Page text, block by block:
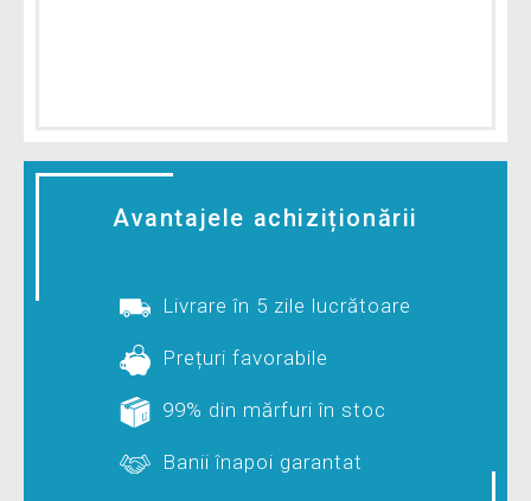
Avantajele achiziționării
Livrare în 5 zile lucrătoare
Prețuri favorabile
99% din mărfuri în stoc
Banii înapoi garantat